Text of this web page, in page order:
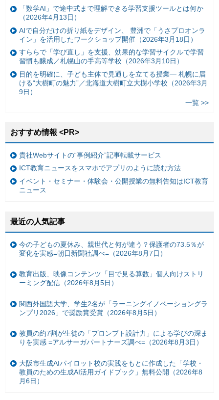
「数学AI」で途中式まで理解できる学習支援ツールとは何か
（2026年4月13日）
AIで自分だけの折り紙をデザイン、 豊洲で「うさプロオンラ
イン」を活用したワークショップ開催（2026年3月18日）
すららで「学び直し」を支援、効果的な学習サイクルで学習
習慣も醸成／札幌山の手高等学校（2026年3月10日）
目的を明確に、子ども主体で見通しを立てる授業— 札幌に届
ける“大樹町の魅力”／北海道大樹町立大樹小学校（2026年3月
9日）
一覧 >>
おすすめ情報 <PR>
貴社Webサイトの“事例紹介”記事転載サービス
ICT教育ニュースをスマホでアプリのように読む方法
イベント・セミナー・体験会・公開授業の無料告知はICT教育
ニュース
最近の人気記事
今の子どもの夏休み、親世代と何が違う？保護者の73.5％が
変化を実感=朝日新聞社調べ=（2026年8月7日）
教育出版、映像コンテンツ「目で見る算数」個人向けストリ
ーミング配信（2026年8月5日）
関西外国語大学、学生2名が「ラーニングイノベーショングラ
ンプリ2026」で奨励賞受賞（2026年8月5日）
教員の約7割が生徒の「プロンプト設計力」による学びの深ま
りを実感 =アルサーガパートナーズ調べ=（2026年8月3日）
大阪市生成AIパイロット校の実践をもとに作成した「学校・
教員のための生成AI活用ガイドブック」無料公開（2026年8
月6日）